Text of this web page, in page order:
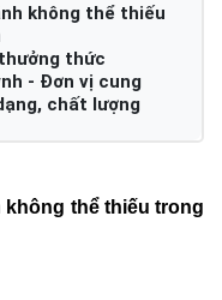
không thể thiếu
thức
- Đơn vị cung
chất lượng
không thể thiếu trong